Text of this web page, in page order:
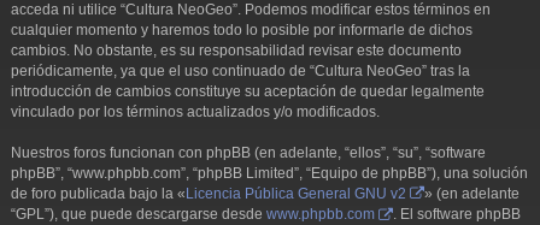
acceda ni utilice “Cultura NeoGeo”. Podemos modificar estos términos en
cualquier momento y haremos todo lo posible por informarle de dichos
cambios. No obstante, es su responsabilidad revisar este documento
periódicamente, ya que el uso continuado de “Cultura NeoGeo” tras la
introducción de cambios constituye su aceptación de quedar legalmente
vinculado por los términos actualizados y/o modificados.
Nuestros foros funcionan con phpBB (en adelante, “ellos”, “su”, “software
phpBB”, “www.phpbb.com”, “phpBB Limited”, “Equipo de phpBB”), una solución
de foro publicada bajo la « Licencia Pública General GNU v2
» (en adelante
“GPL”), que puede descargarse desde www.phpbb.com
. El software phpBB